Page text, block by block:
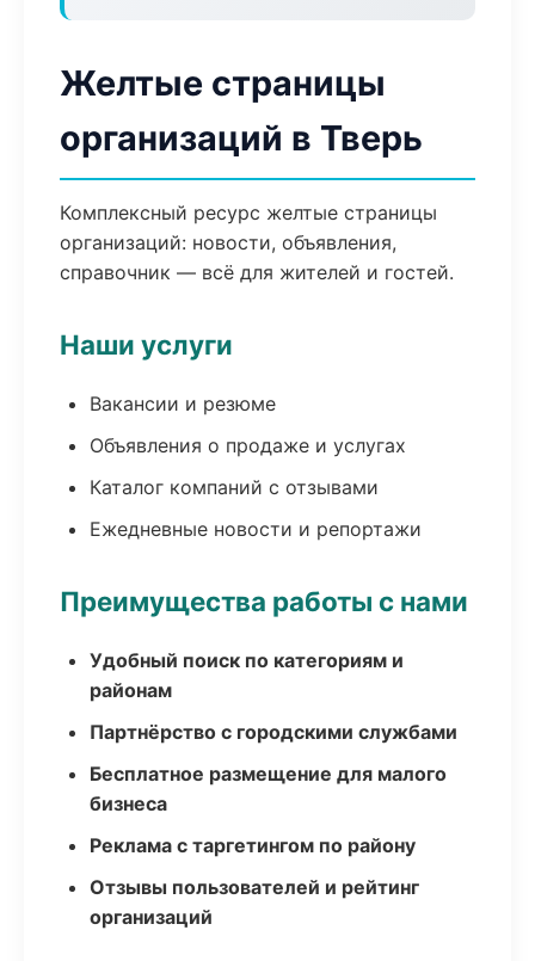
Желтые страницы
организаций в Тверь
Комплексный ресурс желтые страницы
организаций: новости, объявления,
справочник — всё для жителей и гостей.
Наши услуги
Вакансии и резюме
Объявления о продаже и услугах
Каталог компаний с отзывами
Ежедневные новости и репортажи
Преимущества работы с нами
Удобный поиск по категориям и
районам
Партнёрство с городскими службами
Бесплатное размещение для малого
бизнеса
Реклама с таргетингом по району
Отзывы пользователей и рейтинг
организаций